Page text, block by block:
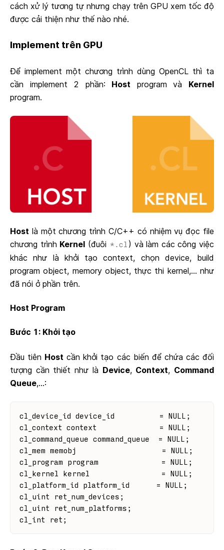
cách xử lý tương tự nhưng chạy trên GPU xem tốc độ
được cải thiện như thế nào nhé.
Implement trên GPU
Để implement một chương trình dùng OpenCL thì ta
cần implement 2 phần: Host program và Kernel
program.
Host là một chương trình C/C++ có nhiệm vụ đọc file
chương trình Kernel (đuôi *.cl ) và làm các công việc
khác như là khởi tạo context, chọn device, build
program object, memory object, thực thi kernel,... như
đã nói ở phần trên.
Host Program
Bước 1: Khởi tạo
Đầu tiên Host cần khởi tạo các biến để chứa các đối
tượng cần thiết như là Device, Context, Command
Queue,...:
cl_device_id device_id          = NULL;
cl_context context              = NULL;
cl_command_queue command_queue  = NULL;
cl_mem memobj                   = NULL;
cl_program program              = NULL;
cl_kernel kernel                = NULL;
cl_platform_id platform_id      = NULL;
cl_uint ret_num_devices;
cl_uint ret_num_platforms;
cl_int ret;